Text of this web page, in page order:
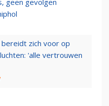
zich voor op
'alle vertrouwen